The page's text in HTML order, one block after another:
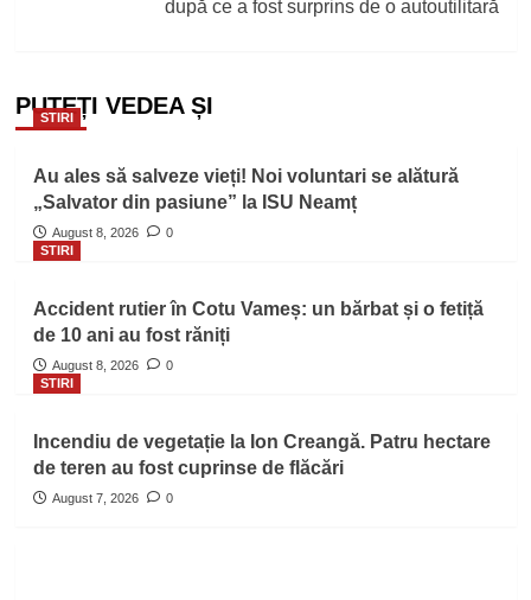
după ce a fost surprins de o autoutilitară
PUTEȚI VEDEA ȘI
STIRI
Au ales să salveze vieți! Noi voluntari se alătură
„Salvator din pasiune” la ISU Neamț
August 8, 2026
0
STIRI
Accident rutier în Cotu Vameș: un bărbat și o fetiță
de 10 ani au fost răniți
August 8, 2026
0
STIRI
Incendiu de vegetație la Ion Creangă. Patru hectare
de teren au fost cuprinse de flăcări
August 7, 2026 0